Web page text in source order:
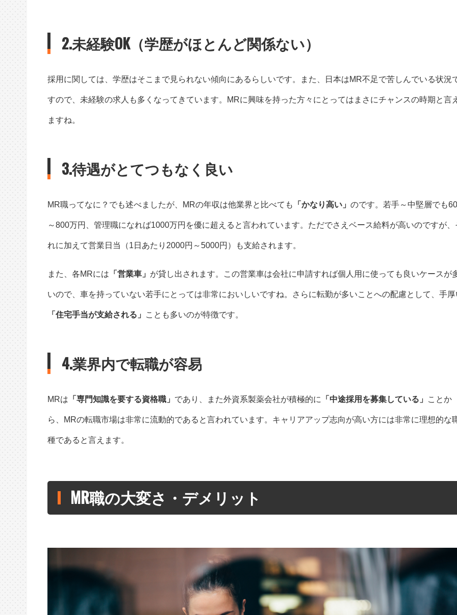
2.未経験OK（学歴がほとんど関係ない）
採用に関しては、学歴はそこまで見られない傾向にあるらしいです。また、日本はMR不足で苦しんでいる状況
すので、未経験の求人も多くなってきています。MRに興味を持った方々にとってはまさにチャンスの時期と言
ますね。
3.待遇がとてつもなく良い
MR職ってなに？ でも述べましたが、MRの年収は他業界と比べても 「かなり高い」 のです。若手～中堅層でも
～800万円、管理職になれば1000万円を優に超えると言われています。ただでさえベース給料が高いのですが、
れに加えて営業日当（1日あたり2000円～5000円）も支給されます。
また、各MRには 「営業車」 が貸し出されます。この営業車は会社に申請すれば個人用に使っても良いケースが
いので、車を持っていない若手にとっては非常においしいですね。さらに転勤が多いことへの配慮として、手厚
「住宅手当が支給される」 ことも多いのが特徴です。
4.業界内で転職が容易
MRは 「専門知識を要する資格職」 であり、また外資系製薬会社が積極的に 「中途採用を募集している」 ことか
ら、MRの転職市場は非常に流動的であると言われています。キャリアアップ志向が高い方には非常に理想的な
種であると言えます。
MR職の大変さ・デメリット